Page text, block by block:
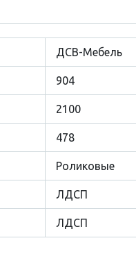
ДСВ-Мебель
904
2100
478
Роликовые
ЛДСП
ЛДСП